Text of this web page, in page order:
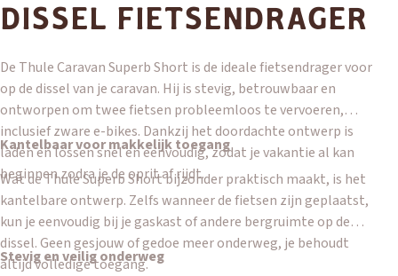
DISSEL FIETSENDRAGER
De Thule Caravan Superb Short is de ideale fietsendrager voor
op de dissel van je caravan. Hij is stevig, betrouwbaar en
ontworpen om twee fietsen probleemloos te vervoeren,
inclusief zware e-bikes. Dankzij het doordachte ontwerp is
laden en lossen snel en eenvoudig, zodat je vakantie al kan
beginnen zodra je de oprit af rijdt.
Kantelbaar voor makkelijk toegang
Wat de Thule Superb Short bijzonder praktisch maakt, is het
kantelbare ontwerp. Zelfs wanneer de fietsen zijn geplaatst,
kun je eenvoudig bij je gaskast of andere bergruimte op de
dissel. Geen gesjouw of gedoe meer onderweg, je behoudt
altijd volledige toegang.
Stevig en veilig onderweg